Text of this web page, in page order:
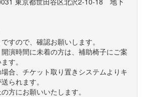
すので、確認お願いします。
演時間に未着の方は、補助椅子にご案
す。
合、チケット取り置きシステムよりキ
られます。
方にお願いいたします。